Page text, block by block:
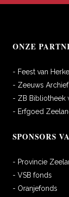
ONZE
- Feest van
- Zeeuws Archief
- ZB Bibliotheek
- Erfgoed
SPONSORS
- Provincie
- VSB fonds
- Oranjefonds